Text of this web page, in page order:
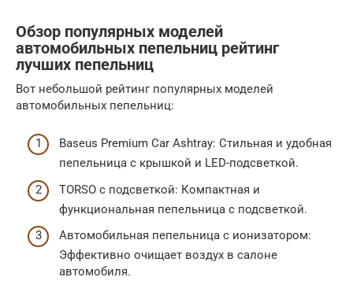
Обзор популярных моделей
автомобильных пепельниц рейтинг
лучших пепельниц
Вот небольшой рейтинг популярных моделей
автомобильных пепельниц:
Baseus Premium Car Ashtray: Стильная и удобная
пепельница с крышкой и LED-подсветкой.
TORSO с подсветкой: Компактная и
функциональная пепельница с подсветкой.
Автомобильная пепельница с ионизатором:
Эффективно очищает воздух в салоне
автомобиля.